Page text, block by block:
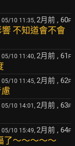
05/10 11:35, 2月前 , 60F
不知道會不會
05/10 11:40, 2月前 , 61 F
05/10 11:45, 2月前 , 62F
05/10 14:01, 2月前 , 63F
05/10 15:49, 2月前 , 64F
～～～～～